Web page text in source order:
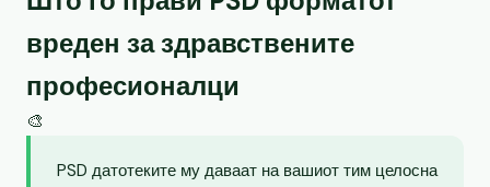
вреден за здравствените
професионалци
🎨
PSD датотеките му даваат на вашиот тим целосна